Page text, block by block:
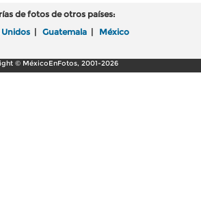
de fotos de otros países:
Unidos | Guatemala | México
© MéxicoEnFotos, 2001-2026